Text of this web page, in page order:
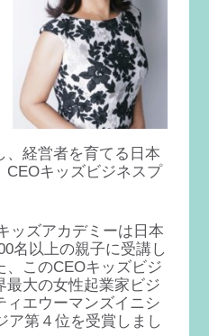
、経営者を育てる日本
CEOキッズビジネスプ
ッズアカデミーは日本
名以上の親子に受講し
、このCEOキッズビジ
最大の女性起業家ビジ
ィエウーマンズイニシ
ア第４位を受賞しまし